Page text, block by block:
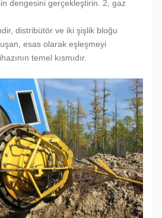
dengesini gerçekleştirin. 2, gaz
distribütör ve iki şişlik bloğu
esas olarak eşleşmeyi
temel kısmıdır.